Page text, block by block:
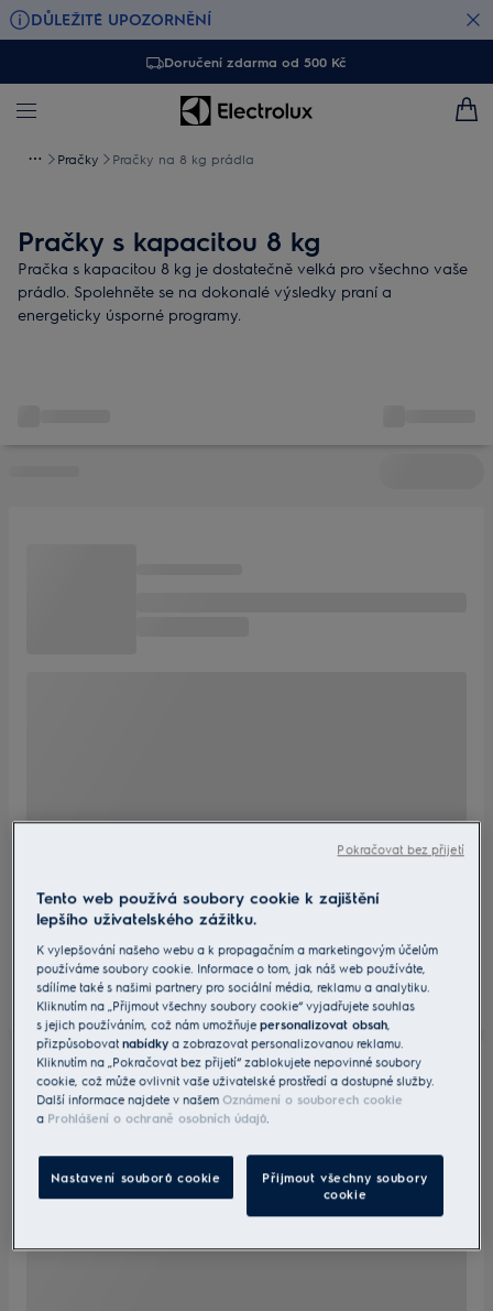
DŮLEŽITÉ UPOZORNĚNÍ
Doručení zdarma od 500 Kč
Pračky Pračky na 8 kg prádla
Pračky s kapacitou 8 kg
Pračka s kapacitou 8 kg je dostatečně velká pro všechno vaše
prádlo. Spolehněte se na dokonalé výsledky praní a
energeticky úsporné programy.
Tento web používá soubory cookie k zajištění
lepšího uživatelského zážitku.
K vylepšování našeho webu a k propagačním a marketingovým účelům
používáme soubory cookie. Informace o tom, jak náš web používáte,
sdílíme také s našimi partnery pro sociální média, reklamu a analytiku.
Kliknutím na „Přijmout všechny soubory cookie“ vyjadřujete souhlas
s jejich používáním, což nám umožňujepersonalizovat obsah
přizpůsobovatnabídky a zobrazovat personalizovanou reklamu.
Kliknutím na „Pokračovat bez přijetí“ zablokujete nepovinné soubory
cookie, což může ovlivnit vaše uživatelské prostředí a dostupné služby.
Další informace najdete v našemOznámení o souborech cookie
a Prohlášení o ochraně osobních údajů
Nastavení souborů cookie
Přijmout všechny soubory
cookie
Pokračovat bez přijetí